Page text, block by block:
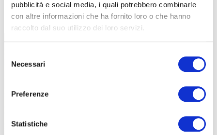
pubblicità e social media, i quali potrebbero combinarle
con altre informazioni che ha fornito loro o che hanno
raccolto dal suo utilizzo dei loro servizi.
delNecessari
Preferenze
Statistiche
TUTTE LE CATEGORIE DEL MAGAZINE